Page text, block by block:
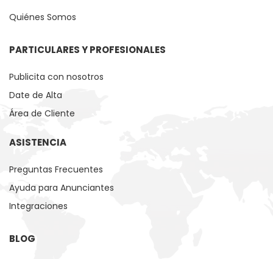
Quiénes Somos
PARTICULARES Y PROFESIONALES
Publicita con nosotros
Date de Alta
Área de Cliente
ASISTENCIA
Preguntas Frecuentes
Ayuda para Anunciantes
Integraciones
BLOG